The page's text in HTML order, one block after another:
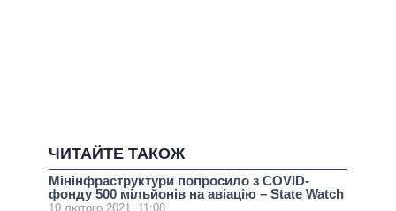
ЧИТАЙТЕ ТАКОЖ
Мінінфраструктури попросило з COVID-
фонду 500 мільйонів на авіацію – State Watch
10 лютого 2021, 11:08